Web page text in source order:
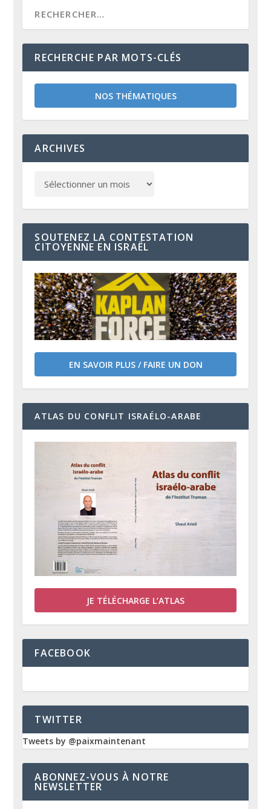
RECHERCHE PAR MOTS-CLÉS
NOS THÉMATIQUES
ARCHIVES
SOUTENEZ LA CONTESTATION
CITOYENNE EN ISRAËL
EN SAVOIR PLUS / FAIRE UN DON
ATLAS DU CONFLIT ISRAÉLO-ARABE
JE TÉLÉCHARGE L’ATLAS
FACEBOOK
TWITTER
Tweets by @paixmaintenant
ABONNEZ-VOUS À NOTRE
NEWSLETTER